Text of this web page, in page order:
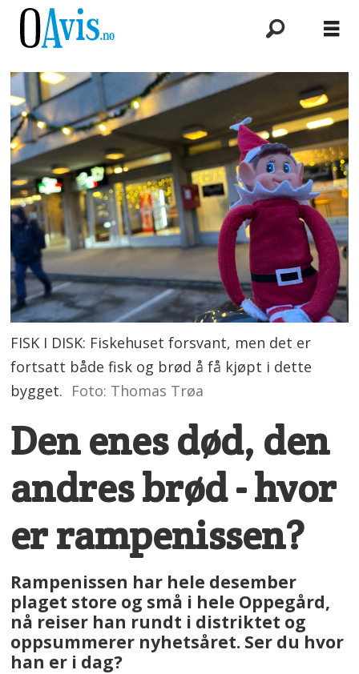
FISK I DISK: Fiskehuset forsvant, men det er
fortsatt både fisk og brød å få kjøpt i dette
bygget. Foto: Thomas Trøa
Den enes død, den
andres brød - hvor
er rampenissen?
Rampenissen har hele desember
plaget store og små i hele Oppegård,
nå reiser han rundt i distriktet og
oppsummerer nyhetsåret. Ser du hvor
han er i dag?